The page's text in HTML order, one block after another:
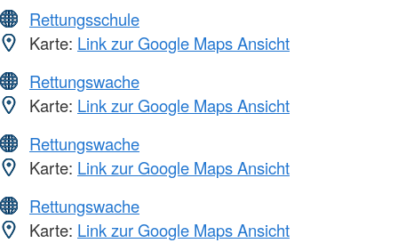
Rettungsschule
Karte: Link zur Google Maps Ansicht
Rettungswache
Karte: Link zur Google Maps Ansicht
Rettungswache
Karte: Link zur Google Maps Ansicht
Rettungswache
Karte: Link zur Google Maps Ansicht